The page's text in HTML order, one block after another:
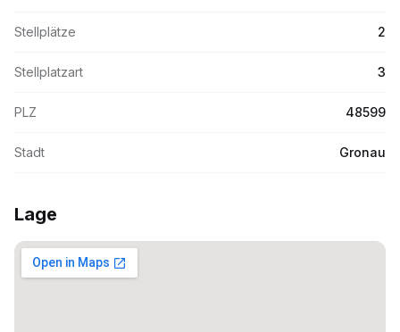
Stellplätze 2
Stellplatzart 3
PLZ 48599
Stadt Gronau
Lage